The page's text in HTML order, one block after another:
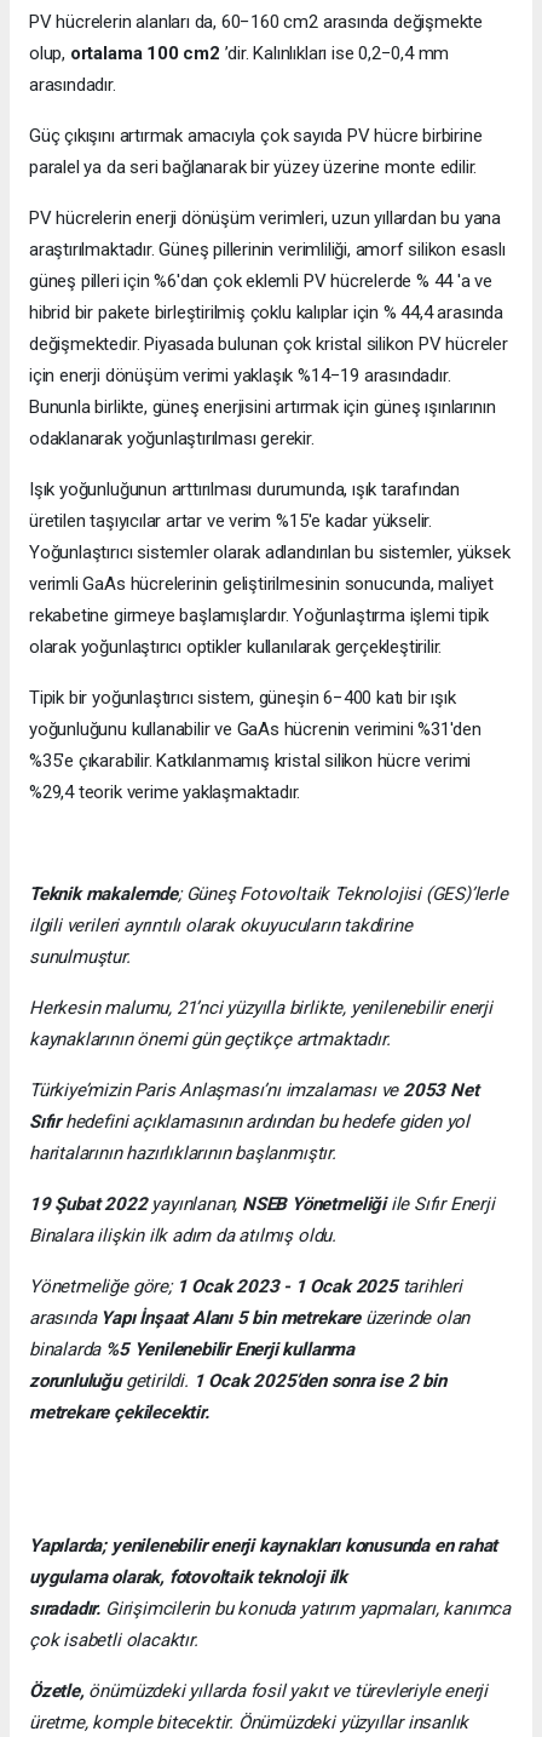
PV hücrelerin alanları da, 60−160 cm2 arasında değişmekte
olup, ortalama 100 cm2 ’dir. Kalınlıkları ise 0,2−0,4 mm
arasındadır.
Güç çıkışını artırmak amacıyla çok sayıda PV hücre birbirine
paralel ya da seri bağlanarak bir yüzey üzerine monte edilir.
PV hücrelerin enerji dönüşüm verimleri, uzun yıllardan bu yana
araştırılmaktadır. Güneş pillerinin verimliliği, amorf silikon esaslı
güneş pilleri için %6'dan çok eklemli PV hücrelerde % 44 'a ve
hibrid bir pakete birleştirilmiş çoklu kalıplar için % 44,4 arasında
değişmektedir. Piyasada bulunan çok kristal silikon PV hücreler
için enerji dönüşüm verimi yaklaşık %14−19 arasındadır.
Bununla birlikte, güneş enerjisini artırmak için güneş ışınlarının
odaklanarak yoğunlaştırılması gerekir.
Işık yoğunluğunun arttırılması durumunda, ışık tarafından
üretilen taşıyıcılar artar ve verim %15'e kadar yükselir.
Yoğunlaştırıcı sistemler olarak adlandırılan bu sistemler, yüksek
verimli GaAs hücrelerinin geliştirilmesinin sonucunda, maliyet
rekabetine girmeye başlamışlardır. Yoğunlaştırma işlemi tipik
olarak yoğunlaştırıcı optikler kullanılarak gerçekleştirilir.
Tipik bir yoğunlaştırıcı sistem, güneşin 6−400 katı bir ışık
yoğunluğunu kullanabilir ve GaAs hücrenin verimini %31'den
%35'e çıkarabilir. Katkılanmamış kristal silikon hücre verimi
%29,4 teorik verime yaklaşmaktadır.
Teknik makalemde; Güneş Fotovoltaik Teknolojisi (GES)’lerle
ilgili verileri ayrıntılı olarak okuyucuların takdirine
sunulmuştur.
Herkesin malumu, 21’nci yüzyılla birlikte, yenilenebilir enerji
kaynaklarının önemi gün geçtikçe artmaktadır.
Türkiye’mizin Paris Anlaşması’nı imzalaması ve2053 Net
Sıfırhedefini açıklamasının ardından bu hedefe giden yol
haritalarının hazırlıklarının başlanmıştır.
19 Şubat 2022 yayınlanan, NSEB Yönetmeliğiile Sıfır Enerji
Binalara ilişkin ilk adım da atılmış oldu.
Yönetmeliğe göre; 1 Ocak 2023 - 1 Ocak 2025 tarihleri
arasında Yapı İnşaat Alanı 5 bin metrekare üzerinde olan
binalarda%5 Yenilenebilir Enerji kullanma
zorunluluğugetirildi. 1 Ocak 2025’den sonra ise 2 bin
metrekare çekilecektir.
Yapılarda; yenilenebilir enerji kaynakları konusunda en rahat
uygulama olarak, fotovoltaik teknoloji ilk
sıradadır. Girişimcilerin bu konuda yatırım yapmaları, kanımca
çok isabetli olacaktır.
Özetle,önümüzdeki yıllarda fosil yakıt ve türevleriyle enerji
üretme, komple bitecektir. Önümüzdeki yüzyıllar insanlık